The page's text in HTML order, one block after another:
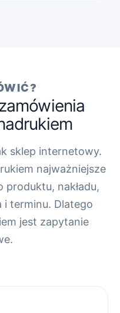
sklep internetowy.
najważniejsze
produktu, nakładu,
terminu. Dlatego
jest zapytanie